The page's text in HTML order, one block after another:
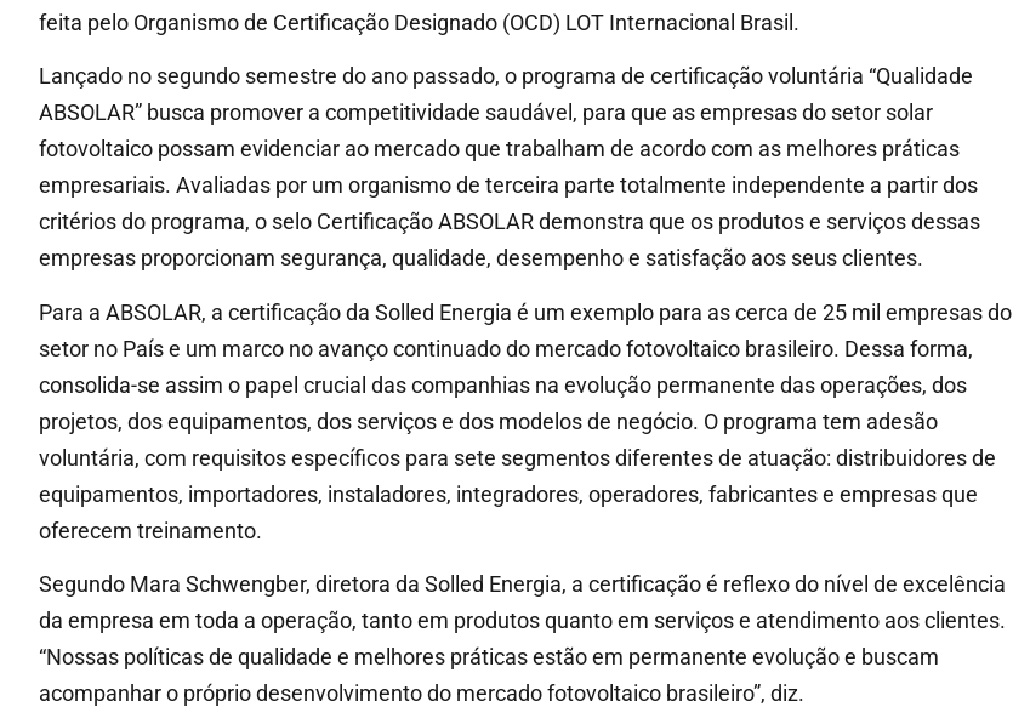
feita pelo Organismo de Certificação Designado (OCD) LOT Internacional Brasil.
Lançado no segundo semestre do ano passado, o programa de certificação voluntária “Qualidade
ABSOLAR” busca promover a competitividade saudável, para que as empresas do setor solar
fotovoltaico possam evidenciar ao mercado que trabalham de acordo com as melhores práticas
empresariais. Avaliadas por um organismo de terceira parte totalmente independente a partir dos
critérios do programa, o selo Certificação ABSOLAR demonstra que os produtos e serviços dessas
empresas proporcionam segurança, qualidade, desempenho e satisfação aos seus clientes.
Para a ABSOLAR, a certificação da Solled Energia é um exemplo para as cerca de 25 mil empresas do
setor no País e um marco no avanço continuado do mercado fotovoltaico brasileiro. Dessa forma,
consolida-se assim o papel crucial das companhias na evolução permanente das operações, dos
projetos, dos equipamentos, dos serviços e dos modelos de negócio. O programa tem adesão
voluntária, com requisitos específicos para sete segmentos diferentes de atuação: distribuidores de
equipamentos, importadores, instaladores, integradores, operadores, fabricantes e empresas que
oferecem treinamento.
Segundo Mara Schwengber, diretora da Solled Energia, a certificação é reflexo do nível de excelência
da empresa em toda a operação, tanto em produtos quanto em serviços e atendimento aos clientes.
“Nossas políticas de qualidade e melhores práticas estão em permanente evolução e buscam
acompanhar o próprio desenvolvimento do mercado fotovoltaico brasileiro”, diz.